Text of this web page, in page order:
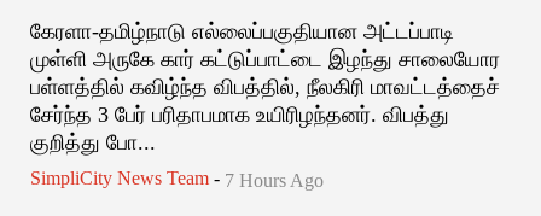
கேரளா-தமிழ்நாடு எல்லைப்பகுதியான அட்டப்பாடி
முள்ளி அருகே கார் கட்டுப்பாட்டை இழந்து சாலையோர
பள்ளத்தில் கவிழ்ந்த விபத்தில், நீலகிரி மாவட்டத்தைச்
சேர்ந்த 3 பேர் பரிதாபமாக உயிரிழந்தனர். விபத்து
குறித்து போ...
SimpliCity News Team - 7 Hours Ago